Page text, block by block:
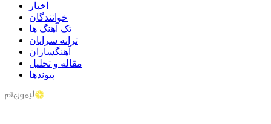
اخبار
خوانندگان
تک آهنگ ها
ترانه سرایان
آهنگسازان
مقاله و تحلیل
پیوندها